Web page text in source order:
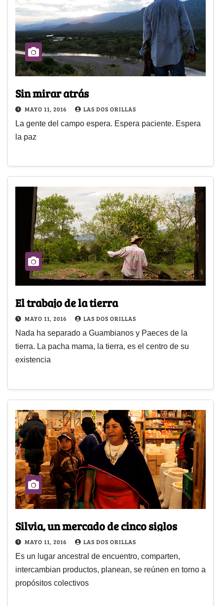
Sin mirar atrás
MAYO 11, 2016 LAS DOS ORILLAS
La gente del campo espera. Espera paciente. Espera
la paz
El trabajo de la tierra
MAYO 11, 2016 LAS DOS ORILLAS
Nada ha separado a Guambianos y Paeces de la
tierra. La pacha mama, la tierra, es el centro de su
existencia
Silvia, un mercado de cinco siglos
MAYO 11, 2016 LAS DOS ORILLAS
Es un lugar ancestral de encuentro, comparten,
intercambian productos, planean, se reúnen en torno a
propósitos colectivos